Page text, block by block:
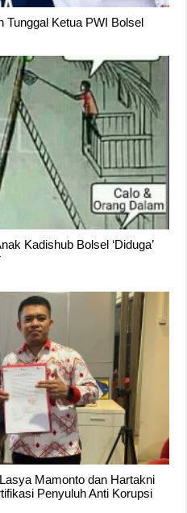
Tunggal Ketua PWI Bolsel
Kadishub Bolsel ‘Diduga’
Mamonto dan Hartakni
Penyuluh Anti Korupsi